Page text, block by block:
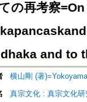
の再考察
and to
横山剛 (著
真宗文化 : 真宗文化研